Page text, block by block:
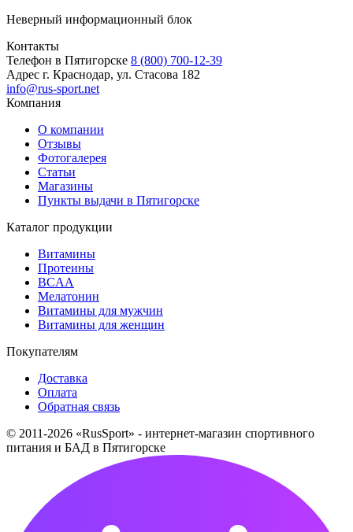
Неверный информационный блок
Контакты
Телефон в Пятигорске 8 (800) 700-12-39
Адрес г. Краснодар, ул. Стасова 182
info@rus-sport.net
Компания
О компании
Отзывы
Фотогалерея
Статьи
Магазины
Пункты выдачи в Пятигорске
Каталог продукции
Витамины
Протеины
BCAA
Мелатонин
Витамины для мужчин
Витамины для женщин
Покупателям
Доставка
Оплата
Обратная связь
© 2011-2026 «RusSport» - интернет-магазин спортивного
питания и БАД в Пятигорске